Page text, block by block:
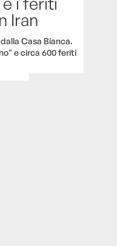
Iran
Casa Bianca.
e circa 600 feriti